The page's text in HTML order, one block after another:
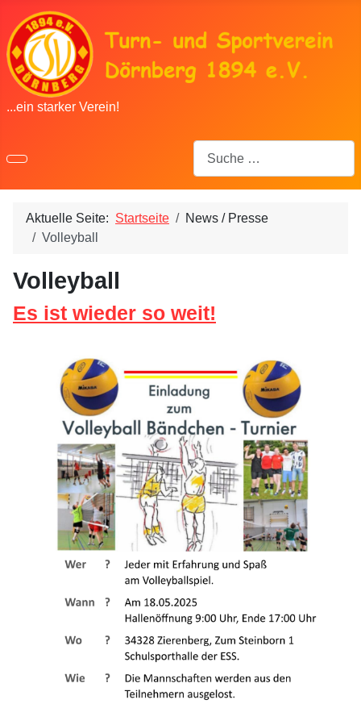
...ein starker Verein!
Aktuelle Seite: Startseite
News / Presse
Volleyball
Volleyball
Es ist wieder so weit!